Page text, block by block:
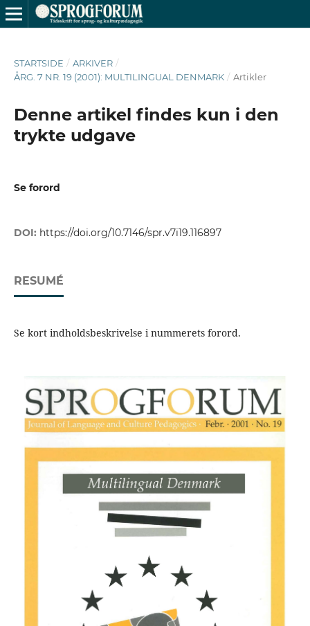
STARTSIDE / ARKIVER /
ÅRG. 7 NR. 19 (2001): MULTILINGUAL DENMARK / Artikler
Denne artikel findes kun i den
trykte udgave
Se forord
DOI: https://doi.org/10.7146/spr.v7i19.116897
RESUMÉ
Se kort indholdsbeskrivelse i nummerets forord.